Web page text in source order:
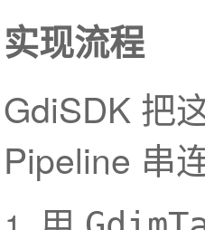
实现流程
GdiSDK 把
Pipeline 串